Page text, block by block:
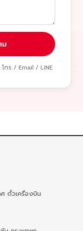
ทร / Email / LINE
ศ ตั๋วเครื่องบิน